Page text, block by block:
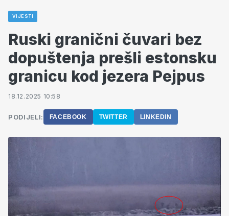
VIJESTI
Ruski granični čuvari bez
dopuštenja prešli estonsku
granicu kod jezera Pejpus
18.12.2025 10:58
PODIJELI: FACEBOOK TWITTER LINKEDIN